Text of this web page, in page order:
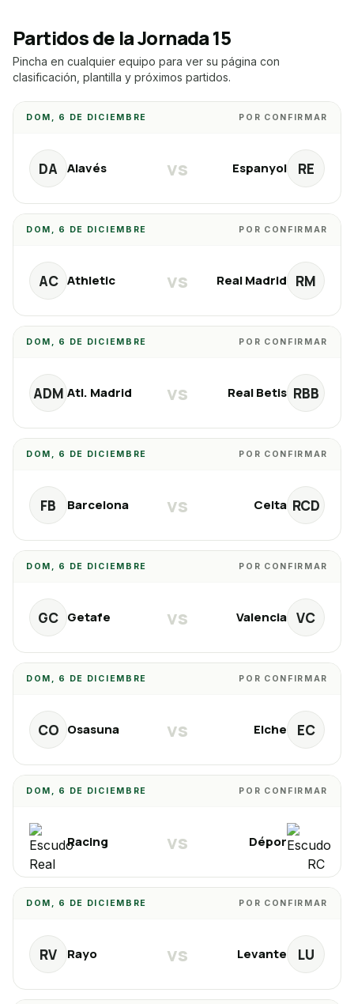
Partidos de la Jornada15
Pincha en cualquier equipo para ver su página con
clasificación, plantilla y próximos partidos.
DOM, 6 DE DICIEMBRE POR CONFIRMAR
DA Alavés vs RE
Espanyol
DOM, 6 DE DICIEMBRE POR CONFIRMAR
AC Athletic vs RM
Real Madrid
DOM, 6 DE DICIEMBRE POR CONFIRMAR
ADM Atl. Madrid vs RBB
Real Betis
DOM, 6 DE DICIEMBRE POR CONFIRMAR
FB Barcelona vs RCD
Celta
DOM, 6 DE DICIEMBRE POR CONFIRMAR
GC Getafe vs VC
Valencia
DOM, 6 DE DICIEMBRE POR CONFIRMAR
CO Osasuna vs EC
Elche
DOM, 6 DE DICIEMBRE POR CONFIRMAR
Racing vs Dépor
DOM, 6 DE DICIEMBRE POR CONFIRMAR
RV Rayo vs LU
Levante